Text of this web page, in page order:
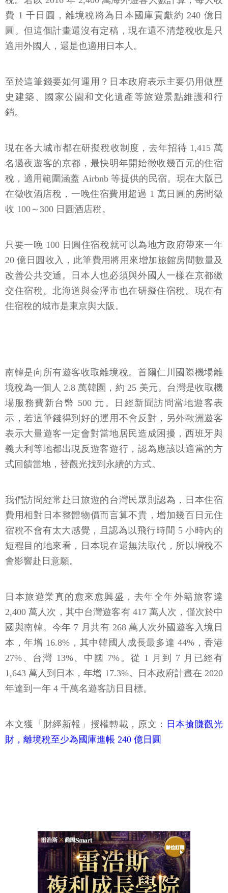
費 1 千日圓，離境稅將為日本國庫貢獻約 240 億日
圓。但這個計畫還沒有定稿，現在還不清楚稅收是只
適用外國人，還是也適用日本人。
至於這筆錢要如何運用？日本政府表示主要仍用做歷
史建築、國家公園和文化遺產等旅遊景點維護和行
銷。
現在各大城市都在研擬稅收制度，去年招待 1,415 萬
名過夜遊客的京都，最快明年開始徵收幾百元的住宿
稅，適用範圍涵蓋 Airbnb 等提供的民宿。現在大阪已
在徵收酒店稅，一晚住宿費用超過 1 萬日圓的房間徵
收 100～300 日圓酒店稅。
只要一晚 100 日圓住宿稅就可以為地方政府帶來一年
20 億日圓收入，此筆費用將用來增加旅館房間數量及
改善公共交通。日本人也必須與外國人一樣在京都繳
交住宿稅。北海道與金澤市也在研擬住宿稅。現在有
住宿稅的城市是東京與大阪。
南韓是向所有遊客收取離境稅。首爾仁川國際機場離
境稅為一個人 2.8 萬韓圜，約 25 美元。台灣是收取機
場服務費新台幣 500 元。日經新聞訪問當地遊客表
示，若這筆錢得到好的運用不會反對，另外歐洲遊客
表示大量遊客一定會對當地居民造成困擾，西班牙與
義大利等地都出現反遊客遊行，認為應該以適當的方
式回饋當地，替觀光找到永續的方式。
我們訪問經常赴日旅遊的台灣民眾則認為，日本住宿
費用相對日本整體物價而言算不貴，增加幾百日元住
宿稅不會有太大感覺，且認為以飛行時間 5 小時內的
短程目的地來看，日本現在還無法取代，所以增稅不
會影響赴日意願。
日本旅遊業真的愈來愈興盛，去年全年外籍旅客達
2,400 萬人次，其中台灣遊客有 417 萬人次，僅次於中
國與南韓。今年 7 月共有 268 萬人次外國遊客入境日
本，年增 16.8%，其中韓國人成長最多達 44%，香港
27%、台灣 13%、中國 7%。從 1 月到 7 月已經有
1,643 萬人到日本，年增 17.3%。日本政府計畫在 2020
年達到一年 4 千萬名遊客訪日目標。
本文獲「財經新報」授權轉載，原文：
日本搶賺觀光
財，離境稅至少為國庫進帳 240 億日圓